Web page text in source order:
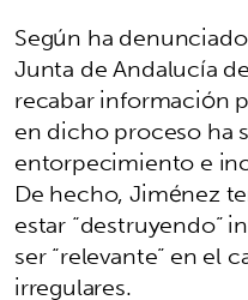
Según ha
Junta de Andalucía
recabar información
en dicho proceso ha
entorpecimiento e
De hecho, Jiménez
estar “destruyendo”
ser “relevante” en el
irregulares.